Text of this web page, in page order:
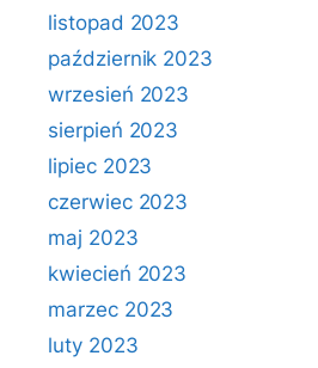
listopad 2023
październik 2023
wrzesień 2023
sierpień 2023
lipiec 2023
czerwiec 2023
maj 2023
kwiecień 2023
marzec 2023
luty 2023